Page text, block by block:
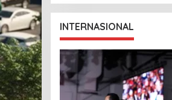
INTERNASIONAL